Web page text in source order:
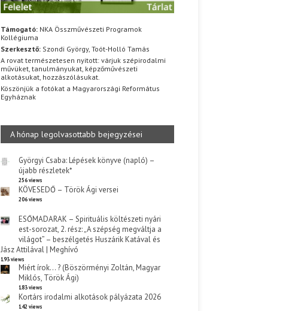
Támogató: NKA Összművészeti Programok
Kollégiuma
Szerkesztő: Szondi György, Toót-Holló Tamás
A rovat természetesen nyitott: várjuk szépirodalmi
művüket, tanulmányukat, képzőművészeti
alkotásukat, hozzászólásukat.
Köszönjük a fotókat a Magyarországi Református
Egyháznak
A hónap legolvasottabb bejegyzései
Györgyi Csaba: Lépések könyve (napló) –
újabb részletek*
256 views
KÖVESEDŐ – Török Ági versei
206 views
ESŐMADARAK – Spirituális költészeti nyári
est-sorozat, 2. rész: „A szépség megváltja a
világot” – beszélgetés Huszárik Katával és
Jász Attilával | Meghívó
193 views
Miért írok… ? (Böszörményi Zoltán, Magyar
Miklós, Török Ági)
183 views
Kortárs irodalmi alkotások pályázata 2026
142 views